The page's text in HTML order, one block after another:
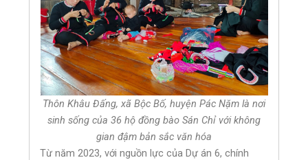
Thôn Khâu Đấng, xã Bộc Bố, huyện Pác Nặm là nơi
sinh sống của 36 hộ đồng bào Sán Chỉ với không
gian đậm bản sắc văn hóa
Từ năm 2023, với nguồn lực của Dự án 6, chính